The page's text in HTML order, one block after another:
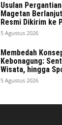
Usulan
Magetan
Resmi Dikirim ke
5 Agustus 2026
Membedah
Kebonagung:
Wisata, hingga
5 Agustus 2026